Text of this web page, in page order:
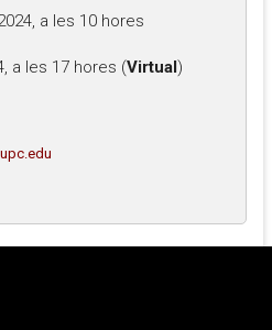
a les 10 hores
a les 17 hores (Virtual)